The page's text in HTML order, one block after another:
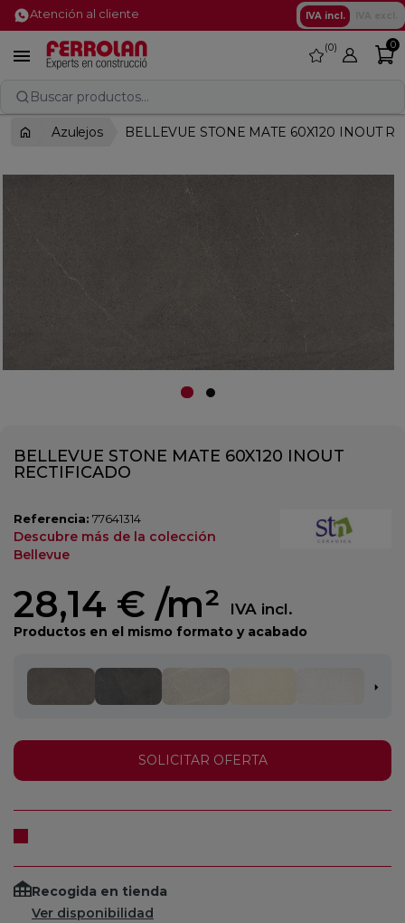
Atención al cliente IVA incl.
 favorite
0 0
Buscar productos...
Azulejos BELLEVUE STONE MATE 60X120 INOUT
BELLEVUE STONE MATE 60X120 INOUT
RECTIFICADO
Referencia: 77641314
Descubre más de la colección
Bellevue
28,14 € /m² IVA incl.
Productos en el mismo formato y acabado
SOLICITAR OFERTA
Recogida en tienda
Ver disponibilidad